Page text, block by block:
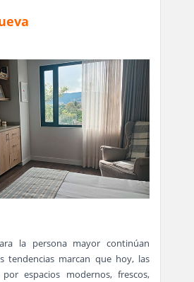
la persona mayor continúan
tendencias marcan que hoy, las
espacios modernos, frescos,